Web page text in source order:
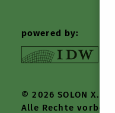
powered by:
© 2026 SOLON X.
Alle Rechte